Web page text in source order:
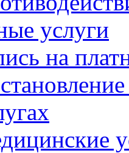
услуги
на